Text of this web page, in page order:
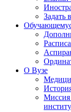
Задать
О Вузе
Миссия